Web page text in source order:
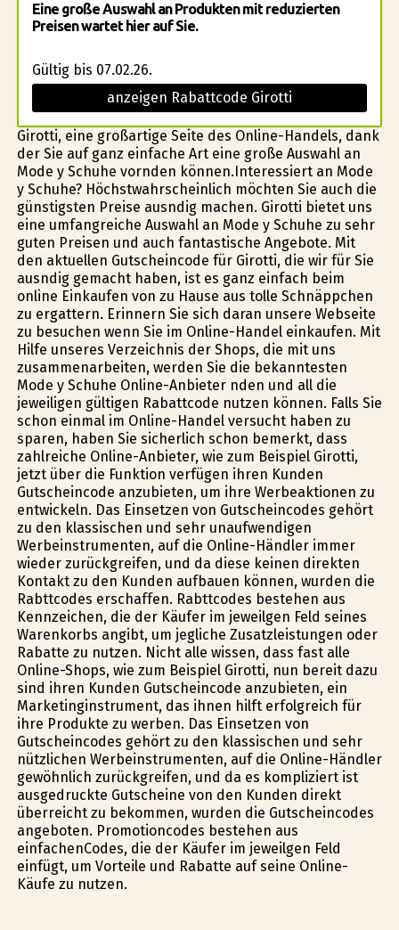
Eine große Auswahl an Produkten mit reduzierten
Preisen wartet hier auf Sie.
Gültig bis 07.02.26.
anzeigen Rabattcode Girotti
Girotti, eine großartige Seite des Online-Handels, dank
der Sie auf ganz einfache Art eine große Auswahl an
Mode y Schuhe vorfinden können.Interessiert an Mode
y Schuhe? Höchstwahrscheinlich möchten Sie auch die
günstigsten Preise ausfindig machen. Girotti bietet uns
eine umfangreiche Auswahl an Mode y Schuhe zu sehr
guten Preisen und auch fantastische Angebote. Mit
den aktuellen Gutscheincode für Girotti, die wir für Sie
ausfindig gemacht haben, ist es ganz einfach beim
online Einkaufen von zu Hause aus tolle Schnäppchen
zu ergattern. Erinnern Sie sich daran unsere Webseite
zu besuchen wenn Sie im Online-Handel einkaufen. Mit
Hilfe unseres Verzeichnis der Shops, die mit uns
zusammenarbeiten, werden Sie die bekanntesten
Mode y Schuhe Online-Anbieter finden und all die
jeweiligen gültigen Rabattcode nutzen können. Falls Sie
schon einmal im Online-Handel versucht haben zu
sparen, haben Sie sicherlich schon bemerkt, dass
zahlreiche Online-Anbieter, wie zum Beispiel Girotti,
jetzt über die Funktion verfügen ihren Kunden
Gutscheincode anzubieten, um ihre Werbeaktionen zu
entwickeln. Das Einsetzen von Gutscheincodes gehört
zu den klassischen und sehr unaufwendigen
Werbeinstrumenten, auf die Online-Händler immer
wieder zurückgreifen, und da diese keinen direkten
Kontakt zu den Kunden aufbauen können, wurden die
Rabttcodes erschaffen. Rabttcodes bestehen aus
Kennzeichen, die der Käufer im jeweilgen Feld seines
Warenkorbs angibt, um jegliche Zusatzleistungen oder
Rabatte zu nutzen. Nicht alle wissen, dass fast alle
Online-Shops, wie zum Beispiel Girotti, nun bereit dazu
sind ihren Kunden Gutscheincode anzubieten, ein
Marketinginstrument, das ihnen hilft erfolgreich für
ihre Produkte zu werben. Das Einsetzen von
Gutscheincodes gehört zu den klassischen und sehr
nützlichen Werbeinstrumenten, auf die Online-Händler
gewöhnlich zurückgreifen, und da es kompliziert ist
ausgedruckte Gutscheine von den Kunden direkt
überreicht zu bekommen, wurden die Gutscheincodes
angeboten. Promotioncodes bestehen aus
einfachenCodes, die der Käufer im jeweilgen Feld
einfügt, um Vorteile und Rabatte auf seine Online-
Käufe zu nutzen.